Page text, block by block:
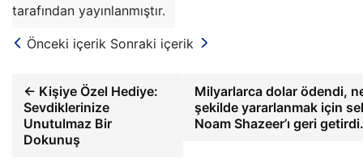
tarafından yayınlanmıştır.
Önceki içerik Sonraki içerik
← Kişiye Özel Hediye:
Sevdiklerinize
Unutulmaz Bir
Dokunuş
Milyarlarca dolar ödendi,
şekilde yararlanmak için
Noam Shazeer’ı geri